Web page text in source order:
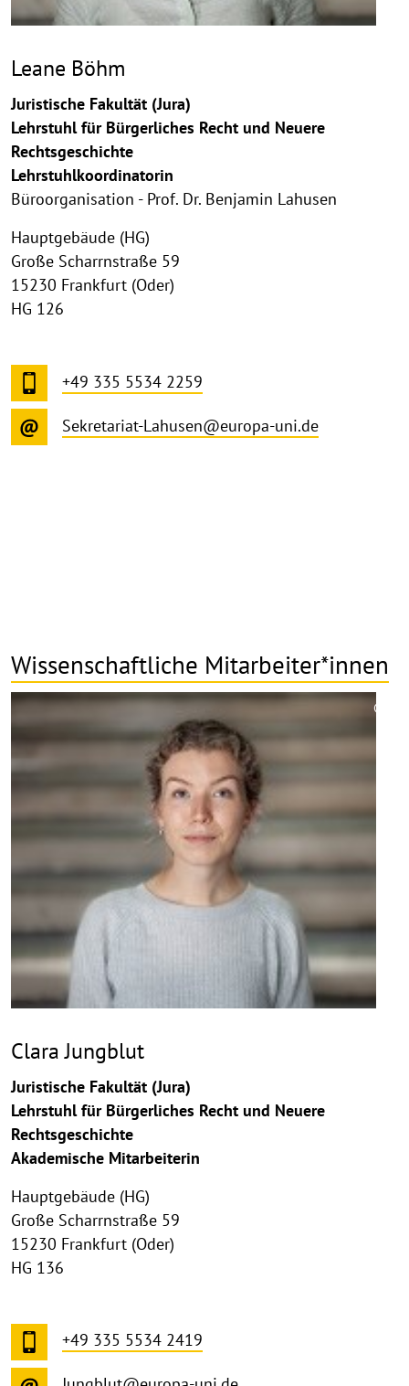
Leane Böhm
Juristische Fakultät (Jura)
Lehrstuhl für Bürgerliches Recht und Neuere
Rechtsgeschichte
Lehrstuhlkoordinatorin
Büroorganisation - Prof. Dr. Benjamin Lahusen
Hauptgebäude (HG)
Große Scharrnstraße 59
15230 Frankfurt (Oder)
HG 126
+49 335 5534 2259
Sekretariat-Lahusen@europa-uni.de
Wissenschaftliche Mitarbeiter*innen
©
Clara Jungblut
Juristische Fakultät (Jura)
Lehrstuhl für Bürgerliches Recht und Neuere
Rechtsgeschichte
Akademische Mitarbeiterin
Hauptgebäude (HG)
Große Scharrnstraße 59
15230 Frankfurt (Oder)
HG 136
+49 335 5534 2419